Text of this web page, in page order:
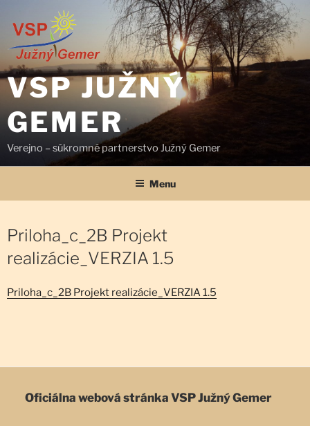
VSP JUŽNÝ
GEMER
Verejno – súkromné partnerstvo Južný Gemer
Menu
Priloha_c_2B Projekt
realizácie_VERZIA 1.5
Priloha_c_2B Projekt realizácie_VERZIA 1.5
Oficiálna webová stránka VSP Južný Gemer